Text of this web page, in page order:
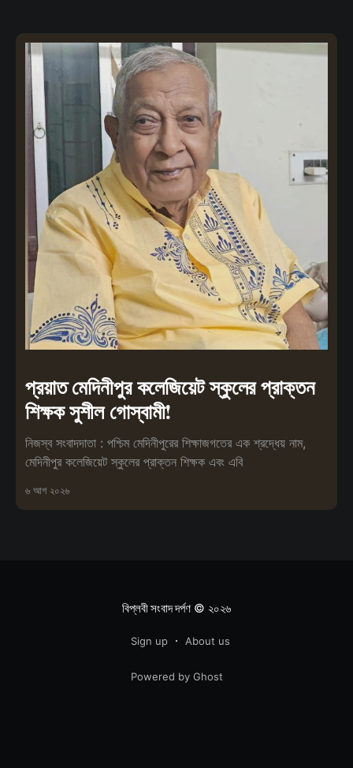
প্রয়াত মেদিনীপুর কলেজিয়েট স্কুলের প্রাক্তন
শিক্ষক সুশীল গোস্বামী!
নিজস্ব সংবাদদাতা : পশ্চিম মেদিনীপুরের শিক্ষাজগতের এক শ্রদ্ধেয় নাম,
মেদিনীপুর কলেজিয়েট স্কুলের প্রাক্তন শিক্ষক এবং এবি
৬ আগ ২০২৬
বিপ্লবী সংবাদ দর্পণ© ২০২৬
Sign up About us
Powered by Ghost